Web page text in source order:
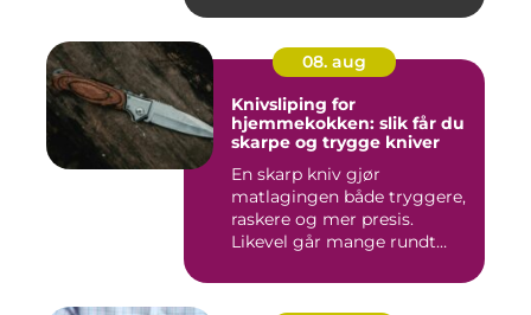
08. aug
Knivsliping for
hjemmekokken: slik får du
skarpe og trygge kniver
En skarp kniv gjør
matlagingen både tryggere,
raskere og mer presis.
Likevel går mange rundt